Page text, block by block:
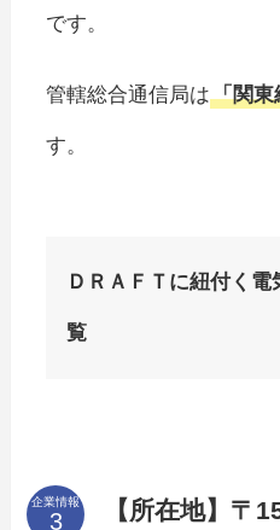
です。
管轄総合通信局は「関東
す。
ＤＲＡＦＴに紐付く
覧
企業情報
【所在地】